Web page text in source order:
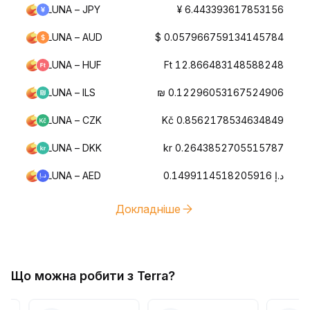
LUNA – JPY ¥ 6.443393617853156
LUNA – AUD $ 0.057966759134145784
LUNA – HUF Ft 12.866483148588248
LUNA – ILS ₪ 0.12296053167524906
LUNA – CZK Kč 0.8562178534634849
LUNA – DKK kr 0.2643852705515787
LUNA – AED د.إ 0.1499114518205916
Докладніше
Що можна робити з Terra?